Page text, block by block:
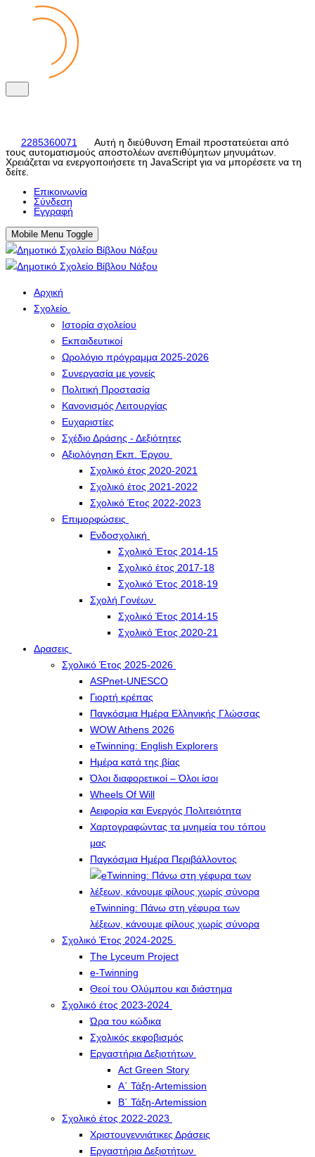
2285360071
Αυτή η διεύθυνση Email προστατεύεται από
τους αυτοματισμούς αποστολέων ανεπιθύμητων μηνυμάτων.
Χρειάζεται να ενεργοποιήσετε τη JavaScript για να μπορέσετε να τη
δείτε.
Eπικοινωνία
Σύνδεση
Εγγραφή
Mobile Menu Toggle
Αρχική
Σχολείο
Ιστορία σχολείου
Εκπαιδευτικοί
Ωρολόγιο πρόγραμμα 2025-2026
Συνεργασία με γονείς
Πολιτική Προστασία
Κανονισμός Λειτουργίας
Ευχαριστίες
Σχέδιο Δράσης - Δεξιότητες
Αξιολόγηση Εκπ. Έργου
Σχολικό έτος 2020-2021
Σχολικό έτος 2021-2022
Σχολικό Έτος 2022-2023
Επιμορφώσεις
Ενδοσχολική
Σχολικό Έτος 2014-15
Σχολικό έτος 2017-18
Σχολικό Έτος 2018-19
Σχολή Γονέων
Σχολικό Έτος 2014-15
Σχολικό Έτος 2020-21
Δρασεις
Σχολικό Έτος 2025-2026
ASPnet-UNESCO
Γιορτή κρέπας
Παγκόσμια Ημέρα Ελληνικής Γλώσσας
WOW Athens 2026
eTwinning: English Explorers
Ημέρα κατά της βίας
Όλοι διαφορετικοί – Όλοι ίσοι
Wheels Of Will
Αειφορία και Ενεργός Πολιτειότητα
Χαρτογραφώντας τα μνημεία του τόπου
μας
Παγκόσμια Ημέρα Περιβάλλοντος
eTwinning: Πάνω στη γέφυρα των
λέξεων, κάνουμε φίλους χωρίς σύνορα
Σχολικό Έτος 2024-2025
The Lyceum Project
e-Twinning
Θεοί του Ολύμπου και διάστημα
Σχολικό έτος 2023-2024
Ώρα του κώδικα
Σχολικός εκφοβισμός
Εργαστήρια Δεξιοτήτων
Act Green Story
Α΄ Τάξη-Artemission
Β΄ Τάξη-Artemission
Σχολικό έτος 2022-2023
Χριστουγεννιάτικες Δράσεις
Εργαστήρια Δεξιοτήτων